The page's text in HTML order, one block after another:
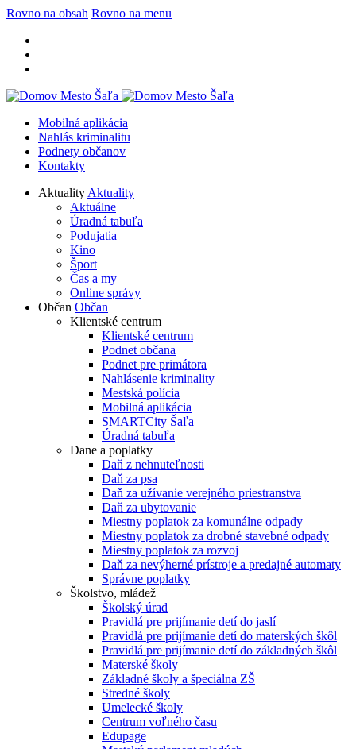
Rovno na obsah Rovno na menu
Mobilná aplikácia
Nahlás kriminalitu
Podnety občanov
Kontakty
Aktuality Aktuality
Aktuálne
Úradná tabuľa
Podujatia
Kino
Šport
Čas a my
Online správy
Občan Občan
Klientské centrum
Klientské centrum
Podnet občana
Podnet pre primátora
Nahlásenie kriminality
Mestská polícia
Mobilná aplikácia
SMARTCity Šaľa
Úradná tabuľa
Dane a poplatky
Daň z nehnuteľnosti
Daň za psa
Daň za užívanie verejného priestranstva
Daň za ubytovanie
Miestny poplatok za komunálne odpady
Miestny poplatok za drobné stavebné odpady
Miestny poplatok za rozvoj
Daň za nevýherné prístroje a predajné automaty
Správne poplatky
Školstvo, mládež
Školský úrad
Pravidlá pre prijímanie detí do jaslí
Pravidlá pre prijímanie detí do materských škôl
Pravidlá pre prijímanie detí do základných škôl
Materské školy
Základné školy a špeciálna ZŠ
Stredné školy
Umelecké školy
Centrum voľného času
Edupage